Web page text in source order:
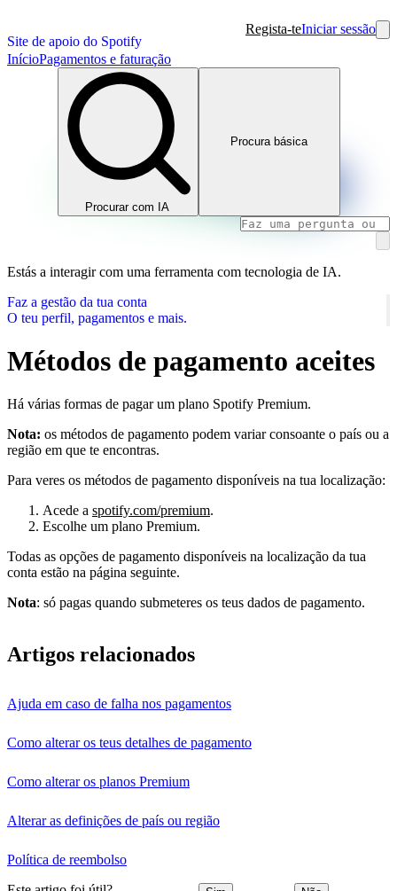
Site de apoio do Spotify
Regista-teIniciar sessão
InícioPagamentos e faturação
Procurar com IA
Procura básica
Estás a interagir com uma ferramenta com tecnologia de IA.
Faz a gestão da tua conta
O teu perfil, pagamentos e mais.
Métodos de pagamento aceites
Há várias formas de pagar um plano Spotify Premium.
Nota: os métodos de pagamento podem variar consoante o país ou a
região em que te encontras.
Para veres os métodos de pagamento disponíveis na tua localização:
Acede a spotify.com/premium.
Escolhe um plano Premium.
Todas as opções de pagamento disponíveis na localização da tua
conta estão na página seguinte.
Nota: só pagas quando submeteres os teus dados de pagamento.
Artigos relacionados
Ajuda em caso de falha nos pagamentos
Como alterar os teus detalhes de pagamento
Como alterar os planos Premium
Alterar as definições de país ou região
Política de reembolso